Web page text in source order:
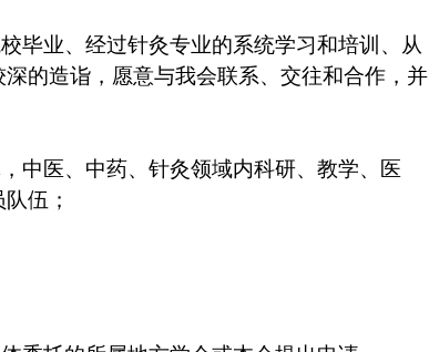
毕业、经过针灸专业的系统学习和培训、从
的造诣，愿意与我会联系、交往和合作，并
中医、中药、针灸领域内科研、教学、医
伍；